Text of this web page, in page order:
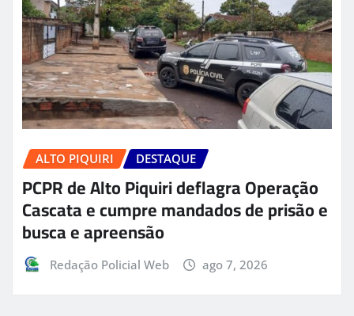
ALTO PIQUIRI DESTAQUE
PCPR de Alto Piquiri deflagra Operação
Cascata e cumpre mandados de prisão e
busca e apreensão
Redação Policial Web ago 7, 2026